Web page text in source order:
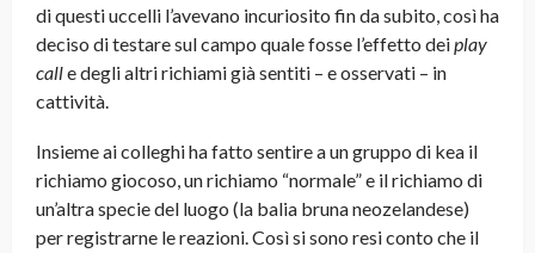
di questi uccelli l’avevano incuriosito fin da subito, così ha
deciso di testare sul campo quale fosse l’effetto deiplay
calle degli altri richiami già sentiti – e osservati – in
cattività.
Insieme ai colleghi ha fatto sentire a un gruppo di kea il
richiamo giocoso, un richiamo “normale” e il richiamo di
un’altra specie del luogo (la balia bruna neozelandese)
per registrarne le reazioni. Così si sono resi conto che il